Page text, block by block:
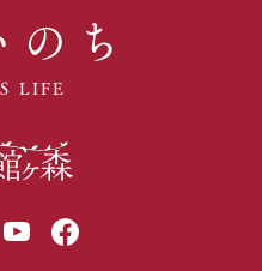
ち
LIFE